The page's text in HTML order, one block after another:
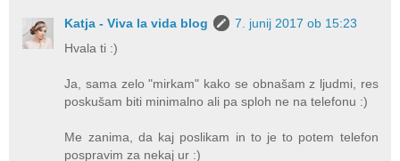
Katja - Viva la vida blog
7. junij 2017 ob 15:23
Hvala ti :)
Ja, sama zelo "mirkam" kako se obnašam z ljudmi, res
poskušam biti minimalno ali pa sploh ne na telefonu :)
Me zanima, da kaj poslikam in to je to potem telefon
pospravim za nekaj ur :)